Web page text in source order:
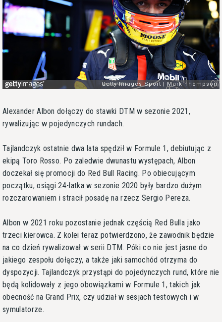
Alexander Albon dołączy do stawki DTM w sezonie 2021,
rywalizując w pojedynczych rundach.
Tajlandczyk ostatnie dwa lata spędził w Formule 1, debiutując z
ekipą Toro Rosso. Po zaledwie dwunastu występach, Albon
doczekał się promocji do Red Bull Racing. Po obiecującym
początku, osiągi 24-latka w sezonie 2020 były bardzo dużym
rozczarowaniem i stracił posadę na rzecz Sergio Pereza.
Albon w 2021 roku pozostanie jednak częścią Red Bulla jako
trzeci kierowca. Z kolei teraz potwierdzono, że zawodnik będzie
na co dzień rywalizował w serii DTM. Póki co nie jest jasne do
jakiego zespołu dołączy, a także jaki samochód otrzyma do
dyspozycji. Tajlandczyk przystąpi do pojedynczych rund, które nie
będą kolidowały z jego obowiązkami w Formule 1, takich jak
obecność na Grand Prix, czy udział w sesjach testowych i w
symulatorze.